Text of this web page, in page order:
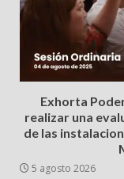
Exhorta
realizar una
de las
5 agosto 2026